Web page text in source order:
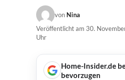
von Nina
Veröffentlicht am 30.
Uhr
Home-Insider.de
bevorzugen